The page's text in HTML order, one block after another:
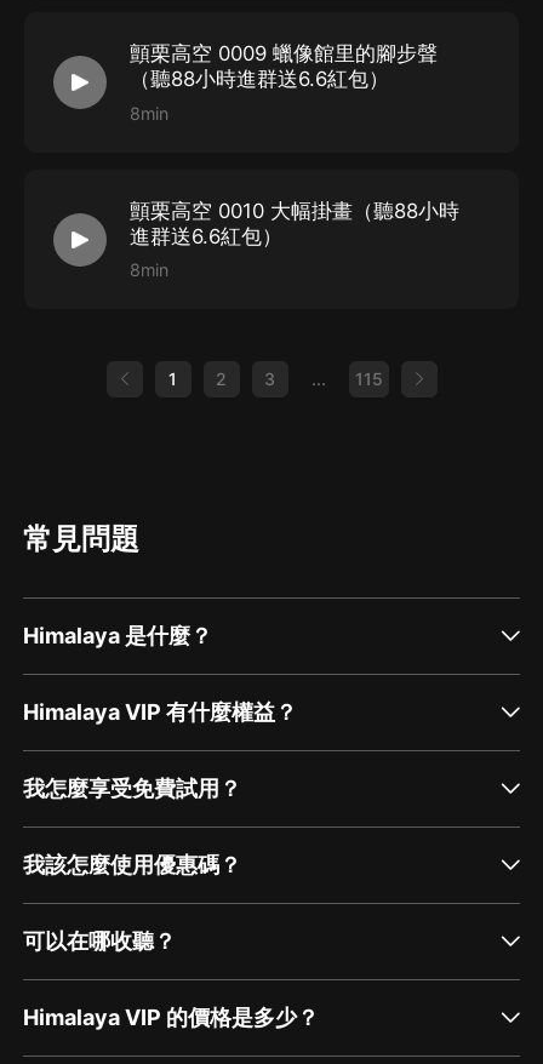
在線客服；
第二步：如果您無法聯系上APP內在線客服，可關注
第三步：如果在線客服都未取得聯系，也可撥打客服電
話：400-838-5616
顫栗高空 0009 蠟像館里的腳步聲
（聽88小時進群送6.6紅包）
8min
顫栗高空 0010 大幅掛畫（聽88小時
進群送6.6紅包）
8min
1 2 3 ... 115
常見問題
Himalaya 是什麼？
Himalaya VIP 有什麼權益？
我怎麼享受免費試用？
我該怎麼使用優惠碼？
可以在哪收聽？
Himalaya VIP 的價格是多少？